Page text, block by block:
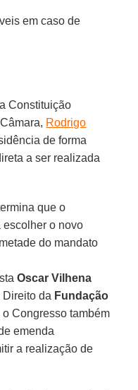
em caso de
Constituição
Rodrigo
de forma
a ser realizada
que o
escolher o novo
do mandato
Oscar Vilhena
Direito da Fundação
Congresso também
emenda
a realização de